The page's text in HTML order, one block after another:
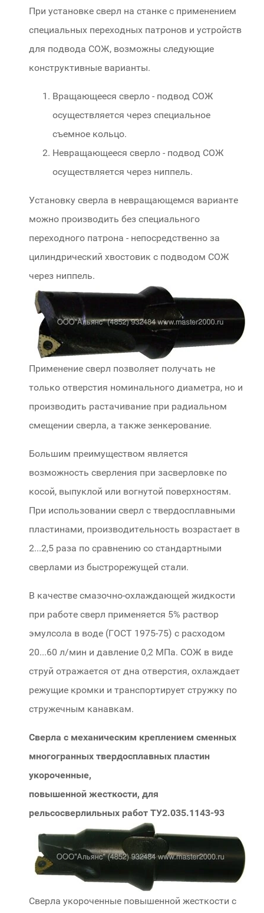
При установке сверл на станке с применением
специальных переходных патронов и устройств
для подвода СОЖ, возможны следующие
конструктивные варианты.
Вращающееся сверло - подвод СОЖ
осуществляется через специальное
съемное кольцо.
Невращающееся сверло - подвод СОЖ
осуществляется через ниппель.
Установку сверла в невращающемся варианте
можно производить без специального
переходного патрона - непосредственно за
цилиндрический хвостовик с подводом СОЖ
через ниппель.
Применение сверл позволяет получать не
только отверстия номинального диаметра, но и
производить растачивание при радиальном
смещении сверла, а также зенкерование.
Большим преимуществом является
возможность сверления при засверловке по
косой, выпуклой или вогнутой поверхностям.
При использовании сверл с твердосплавными
пластинами, производительность возрастает в
2...2,5 раза по сравнению со стандартными
сверлами из быстрорежущей стали.
В качестве смазочно-охлаждающей жидкости
при работе сверл применяется 5% раствор
эмулсола в воде (ГОСТ 1975-75) с расходом
20...60 л/мин и давление 0,2 МПа. СОЖ в виде
струй отражается от дна отверстия, охлаждает
режущие кромки и транспортирует стружку по
стружечным канавкам.
Сверла с механическим креплением сменных
многогранных твердосплавных пластин
укороченные,
повышенной жесткости, для
рельсосверлильных работ ТУ2.035.1143-93
Сверла укороченные повышенной жесткости с